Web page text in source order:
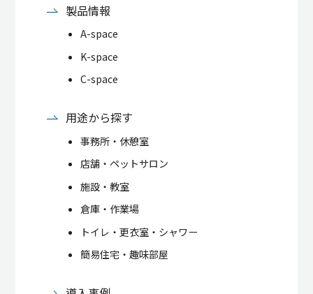
製品情報
A-space
K-space
C-space
用途から探す
事務所・休憩室
店舗・ペットサロン
施設・教室
倉庫・作業場
トイレ・更衣室・シャワー
簡易住宅・趣味部屋